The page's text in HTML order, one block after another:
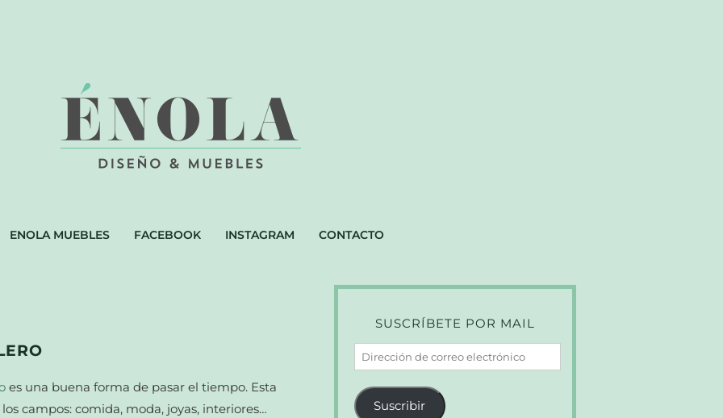
ENOLA MUEBLES FACEBOOK INSTAGRAM CONTACTO
es una buena forma de pasar el tiempo. Esta
campos: comida, moda, joyas, interiores…
SUSCRÍBETE POR MAIL
Dirección
de
correo
electrónico
Suscribir